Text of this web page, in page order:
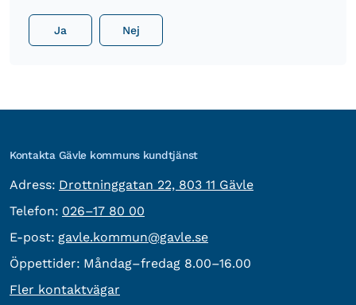
Ja Nej
Kontakta Gävle kommuns kundtjänst
Adress: besöksadress:
Drottninggatan 22, 803 11 Gävle
Telefon: Telefon:
026–17 80 00
E-post: E-post:
gavle.kommun@gavle.se
Öppettider: Måndag–fredag 8.00–16.00
Fler kontaktvägar